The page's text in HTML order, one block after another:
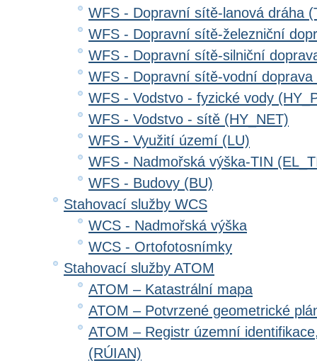
WFS - Dopravní sítě-lanová dráha
WFS - Dopravní sítě-železniční
WFS - Dopravní sítě-silniční
WFS - Dopravní sítě-vodní doprava
WFS - Vodstvo - fyzické vody
WFS - Vodstvo - sítě (HY_NET)
WFS - Využití území (LU)
WFS - Nadmořská výška-TIN
WFS - Budovy (BU)
Stahovací služby WCS
WCS - Nadmořská výška
WCS - Ortofotosnímky
Stahovací služby ATOM
ATOM – Katastrální mapa
ATOM – Potvrzené geometrické
ATOM – Registr územní
(RÚIAN)